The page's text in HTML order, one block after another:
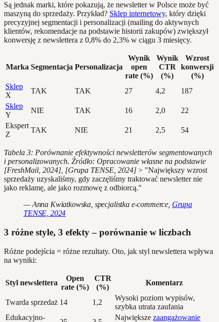
Są jednak marki, które pokazują, że newsletter w Polsce może być
maszyną do sprzedaży. Przykład? Sklep internetowy, który dzięki
precyzyjnej segmentacji i personalizacji (mailing do aktywnych
klientów, rekomendacje na podstawie historii zakupów) zwiększył
konwersję z newslettera z 0,8% do 2,3% w ciągu 3 miesięcy.
Marka Segmentacja Personalizacja
Wynik
open
rate (%)
Wynik
CTR
(%)
Wzrost
konwersji
(%)
Sklep
X
TAK TAK 27 4,2
187
Sklep
Y
NIE TAK 16 2,0
22
Ekspert
Z
TAK NIE 21 2,5 54
Tabela 3: Porównanie efektywności newsletterów segmentowanych
i personalizowanych. Źródło: Opracowanie własne na podstawie
[FreshMail, 2024], [Grupa TENSE, 2024] > "Największy wzrost
sprzedaży uzyskaliśmy, gdy zaczęliśmy traktować newsletter nie
jako reklamę, ale jako rozmowę z odbiorcą."
— Anna Kwiatkowska, specjalistka e-commerce, Grupa
TENSE, 2024
3 różne style, 3 efekty – porównanie w liczbach
Różne podejścia = różne rezultaty. Oto, jak styl newslettera wpływa
na wyniki:
Styl newslettera
Open
rate (%)
CTR
(%)
Komentarz
Twarda sprzedaż 14 1,2
Wysoki poziom wypisów,
szybka utrata zaufania
Edukacyjno-
Największe zaangażowanie